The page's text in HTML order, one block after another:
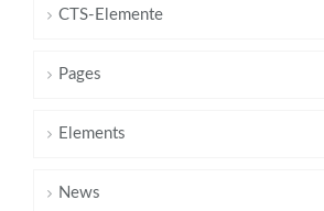
CTS-Elemente
Pages
Elements
News